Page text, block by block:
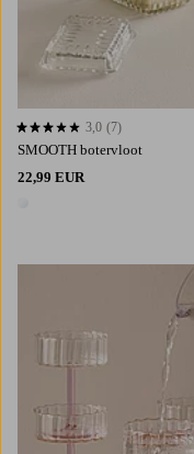
SMOOTH botervloot
22,99 EUR
3,0 op basis van 7
3,0 (7)